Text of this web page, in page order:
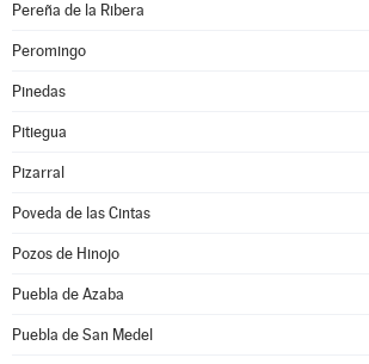
Pereña de la Ribera
Peromingo
Pinedas
Pitiegua
Pizarral
Poveda de las Cintas
Pozos de Hinojo
Puebla de Azaba
Puebla de San Medel